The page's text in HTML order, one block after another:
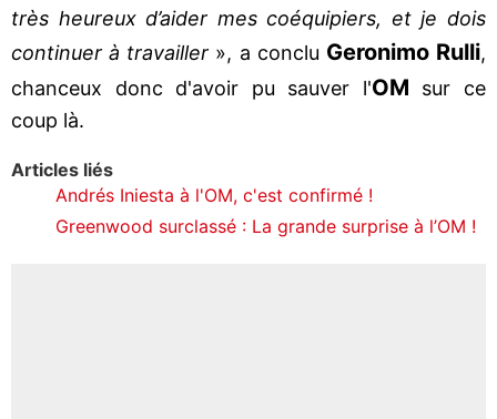
très heureux d’aider mes coéquipiers, et je dois
continuer à travailler », a conclu Geronimo Rulli,
chanceux donc d'avoir pu sauver l'OM sur ce
coup là.
Articles liés
Andrés Iniesta à l'OM, c'est confirmé !
Greenwood surclassé : La grande surprise à l’OM !